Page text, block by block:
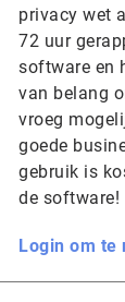
privacy wet
72 uur
software en
van belang
vroeg
goede
gebruik is
de software!
Login om te